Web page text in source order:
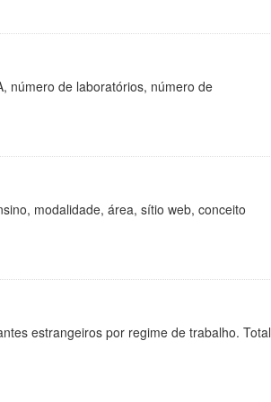
número de laboratórios, número de
modalidade, área, sítio web, conceito
estrangeiros por regime de trabalho. Total